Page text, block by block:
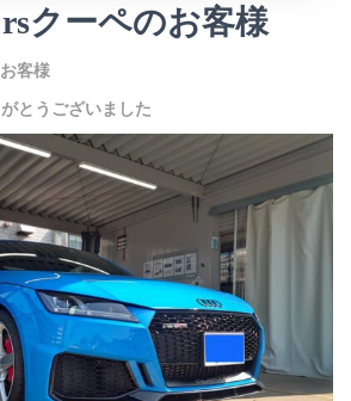
クーペのお客様
客様
とうございました